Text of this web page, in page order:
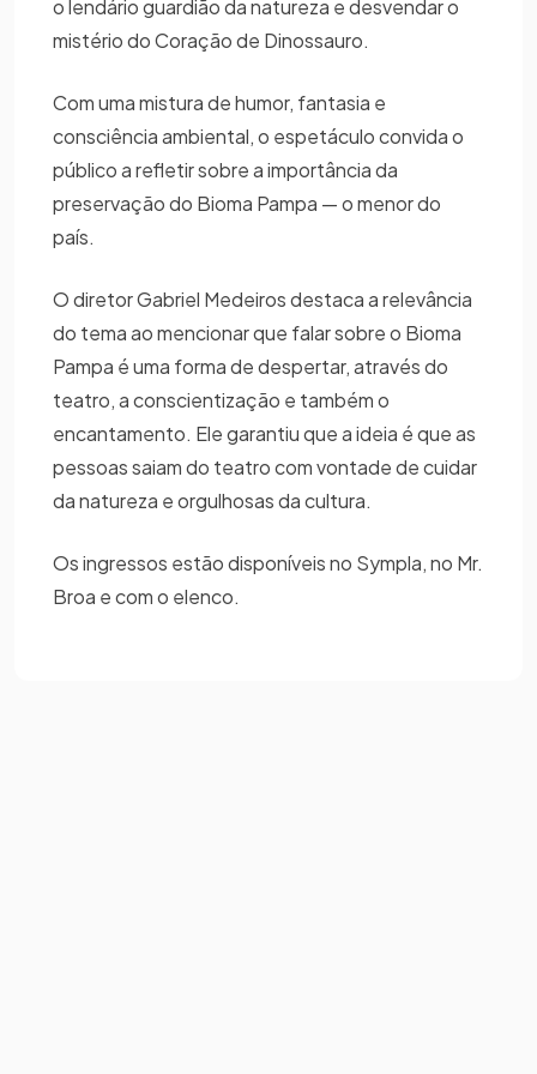
o lendário guardião da natureza e desvendar o
mistério do Coração de Dinossauro.
Com uma mistura de humor, fantasia e
consciência ambiental, o espetáculo convida o
público a refletir sobre a importância da
preservação do Bioma Pampa — o menor do
país.
O diretor Gabriel Medeiros destaca a relevância
do tema ao mencionar que falar sobre o Bioma
Pampa é uma forma de despertar, através do
teatro, a conscientização e também o
encantamento. Ele garantiu que a ideia é que as
pessoas saiam do teatro com vontade de cuidar
da natureza e orgulhosas da cultura.
Os ingressos estão disponíveis no Sympla, no Mr.
Broa e com o elenco.